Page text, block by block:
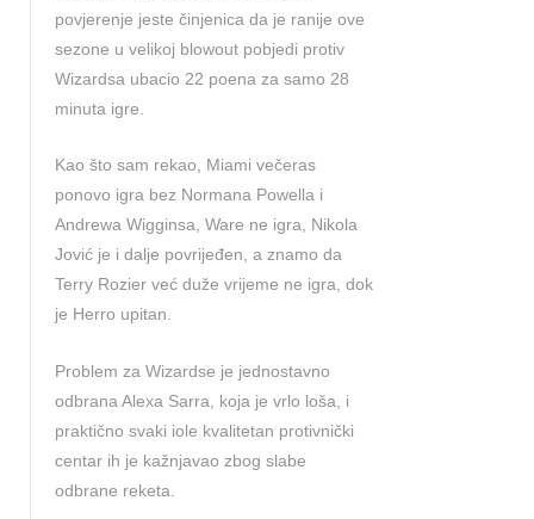
povjerenje jeste činjenica da je ranije ove
sezone u velikoj blowout pobjedi protiv
Wizardsa ubacio 22 poena za samo 28
minuta igre.
Kao što sam rekao, Miami večeras
ponovo igra bez Normana Powella i
Andrewa Wigginsa, Ware ne igra, Nikola
Jović je i dalje povrijeđen, a znamo da
Terry Rozier već duže vrijeme ne igra, dok
je Herro upitan.
Problem za Wizardse je jednostavno
odbrana Alexa Sarra, koja je vrlo loša, i
praktično svaki iole kvalitetan protivnički
centar ih je kažnjavao zbog slabe
odbrane reketa.